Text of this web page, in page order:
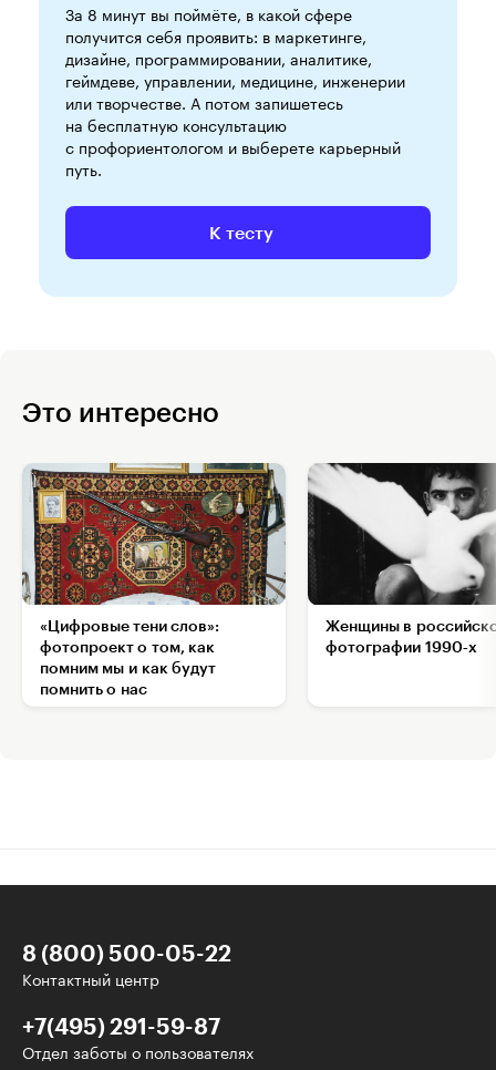
За 8 минут вы поймёте, в какой сфере
получится себя проявить: в маркетинге,
дизайне, программировании, аналитике,
геймдеве, управлении, медицине, инженерии
или творчестве. А потом запишетесь
на бесплатную консультацию
с профориентологом и выберете карьерный
путь.
К тесту
Это интересно
«Цифровые тени слов»:
фотопроект о том, как
помним мы и как будут
помнить о нас
Женщины в
фотографии 1990‑х
8 (800) 500-05-22
Контактный центр
+7(495) 291-59-87
Отдел заботы о пользователях